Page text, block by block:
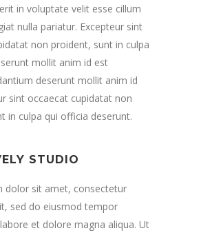
in voluptate velit esse cillum
nulla pariatur. Excepteur sint
non proident, sunt in culpa
mollit anim id est
deserunt mollit anim id
sint occaecat cupidatat non
in culpa qui officia deserunt.
STUDIO
dolor sit amet, consectetur
sed do eiusmod tempor
et dolore magna aliqua. Ut